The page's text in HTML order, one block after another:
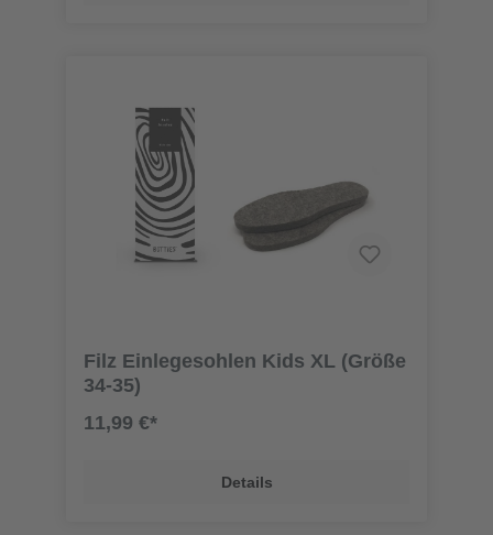
Filz Einlegesohlen Kids XL (Größe
34-35)
11,99 €*
Details